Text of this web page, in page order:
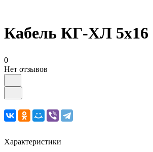
Кабель КГ-ХЛ 5х16
0
Нет отзывов
Характеристики